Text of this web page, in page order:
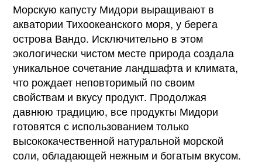
Морскую капусту Мидори выращивают в
акватории Тихоокеанского моря, у берега
острова Вандо. Исключительно в этом
экологически чистом месте природа создала
уникальное сочетание ландшафта и климата,
что рождает неповторимый по своим
свойствам и вкусу продукт. Продолжая
давнюю традицию, все продукты Мидори
готовятся с использованием только
высококачественной натуральной морской
соли, обладающей нежным и богатым вкусом.